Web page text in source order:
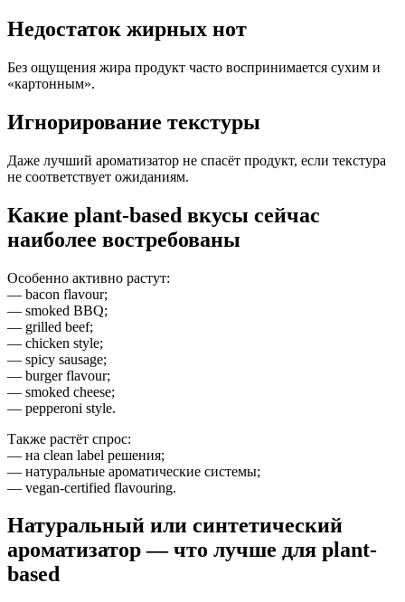
Недостаток жирных нот
Без ощущения жира продукт часто воспринимается сухим и
«картонным».
Игнорирование текстуры
Даже лучший ароматизатор не спасёт продукт, если текстура
не соответствует ожиданиям.
Какие plant-based вкусы сейчас
наиболее востребованы
Особенно активно растут:
— bacon flavour;
— smoked BBQ;
— grilled beef;
— chicken style;
— spicy sausage;
— burger flavour;
— smoked cheese;
— pepperoni style.
Также растёт спрос:
— на clean label решения;
— натуральные ароматические системы;
— vegan-certified flavouring.
Натуральный или синтетический
ароматизатор — что лучше для plant-
based